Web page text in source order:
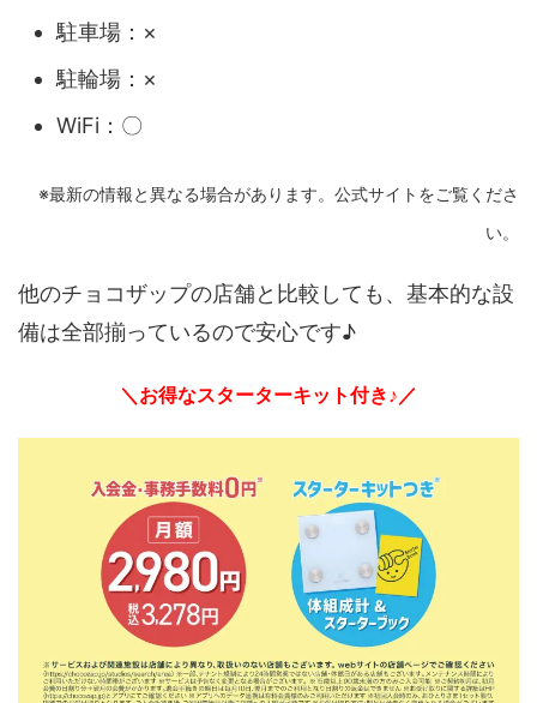
駐車場：×
駐輪場：×
WiFi：〇
※最新の情報と異なる場合があります。公式サイトをご覧くださ
い。
他のチョコザップの店舗と比較しても、基本的な設
備は全部揃っているので安心です♪
＼お得なスターターキット付き♪／